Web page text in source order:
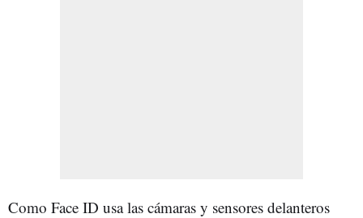
Como Face ID usa las cámaras y sensores delanteros